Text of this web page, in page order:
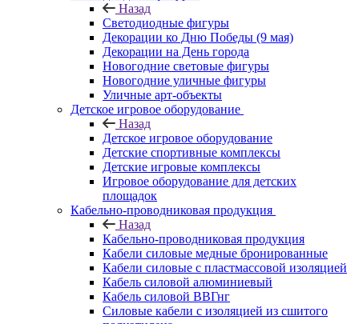
Назад
Светодиодные фигуры
Декорации ко Дню Победы (9 мая)
Декорации на День города
Новогодние световые фигуры
Новогодние уличные фигуры
Уличные арт-объекты
Детское игровое оборудование
Назад
Детское игровое оборудование
Детские спортивные комплексы
Детские игровые комплексы
Игровое оборудование для детских
площадок
Кабельно-проводниковая продукция
Назад
Кабельно-проводниковая продукция
Кабели силовые медные бронированные
Кабели силовые с пластмассовой изоляцией
Кабель силовой алюминиевый
Кабель силовой ВВГнг
Силовые кабели с изоляцией из сшитого